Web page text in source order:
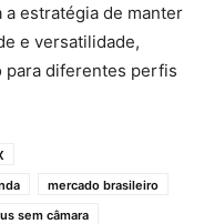
a estratégia de manter
e versatilidade,
para diferentes perfis
mercado brasileiro
sem câmara